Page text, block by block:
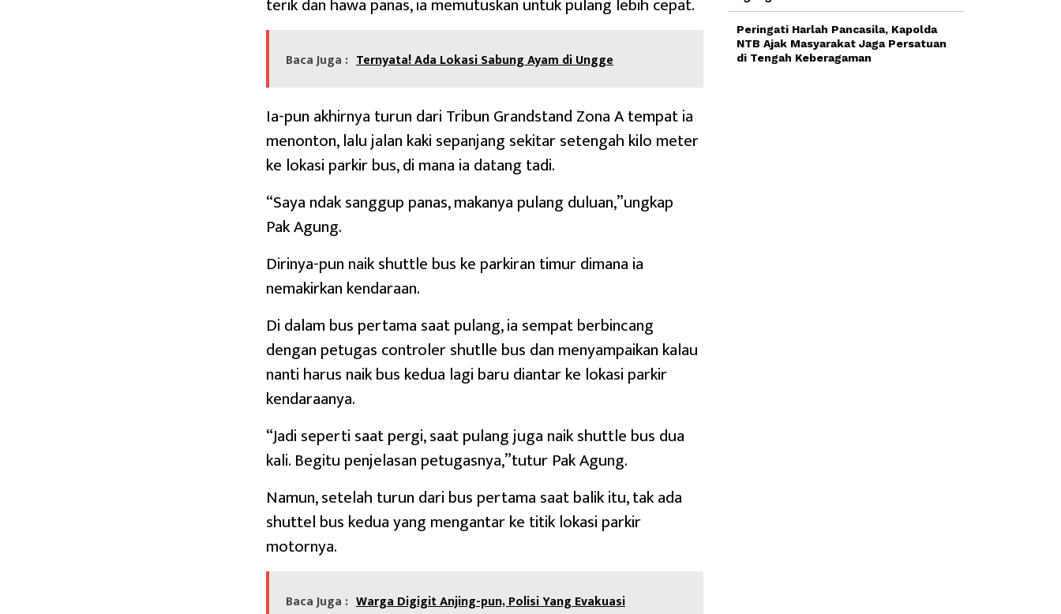
Baca Juga : Ternyata! Ada Lokasi Sabung Ayam di Ungge
Ia-pun akhirnya turun dari Tribun Grandstand Zona A tempat ia
menonton, lalu jalan kaki sepanjang sekitar setengah kilo meter
ke lokasi parkir bus, di mana ia datang tadi.
“Saya ndak sanggup panas, makanya pulang duluan,”ungkap
Pak Agung.
Dirinya-pun naik shuttle bus ke parkiran timur dimana ia
nemakirkan kendaraan.
Di dalam bus pertama saat pulang, ia sempat berbincang
dengan petugas controler shutlle bus dan menyampaikan kalau
nanti harus naik bus kedua lagi baru diantar ke lokasi parkir
kendaraanya.
“Jadi seperti saat pergi, saat pulang juga naik shuttle bus dua
kali. Begitu penjelasan petugasnya,”tutur Pak Agung.
Namun, setelah turun dari bus pertama saat balik itu, tak ada
shuttel bus kedua yang mengantar ke titik lokasi parkir
motornya.
Baca Juga : Warga Digigit Anjing-pun, Polisi Yang Evakuasi
Peringati Harlah Pancasila, Kapolda
NTB Ajak Masyarakat Jaga Persatuan
di Tengah Keberagaman